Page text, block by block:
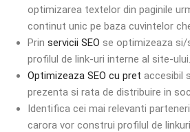
optimizarea textelor din paginile
continut unic pe baza cuvintelor
Prin servicii SEO se optimizeaza
profilul de link-uri interne al site-ului.
Optimizeaza SEO cu pret accesibil
prezenta si rata de distribuire in
Identifica cei mai relevanti
carora vor construi profilul de